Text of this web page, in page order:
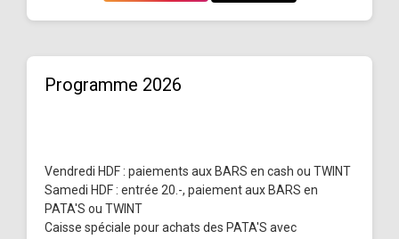
Programme 2026
Vendredi HDF : paiements aux BARS en cash ou TWINT
Samedi HDF : entrée 20.-, paiement aux BARS en
PATA'S ou TWINT
Caisse spéciale pour achats des PATA'S avec